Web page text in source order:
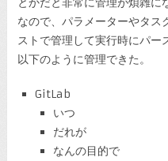
なので、パラメーターやタ
ストで管理して実行時にパー
以下のように管理できた。
GitLab
いつ
だれが
なんの目的で